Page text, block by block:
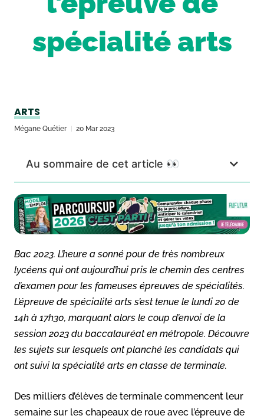
spécialité arts
ARTS
Mégane Quétier 20 Mar 2023
Au sommaire de cet article 👀
Bac 2023. L’heure a sonné pour de très nombreux
lycéens qui ont aujourd’hui pris le chemin des centres
d’examen pour les fameuses épreuves de spécialités.
L’épreuve de spécialité arts s’est tenue le lundi 20 de
14h à 17h30, marquant alors le coup d’envoi de la
session 2023 du baccalauréat en métropole. Découvre
les sujets sur lesquels ont planché les candidats qui
ont suivi la spécialité arts en classe de terminale.
Des milliers d’élèves de terminale commencent leur
semaine sur les chapeaux de roue avec l’épreuve de